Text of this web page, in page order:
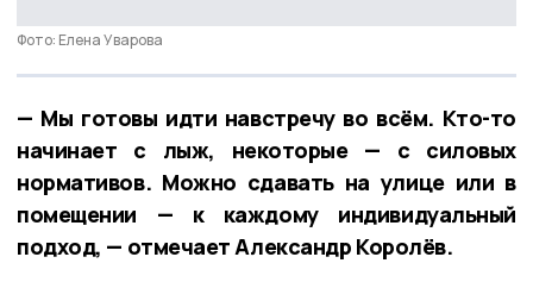
Фото: Елена Уварова
— Мы готовы идти навстречу во всём. Кто-то
начинает с лыж, некоторые — с силовых
нормативов. Можно сдавать на улице или в
помещении — к каждому индивидуальный
подход, — отмечает Александр Королёв.